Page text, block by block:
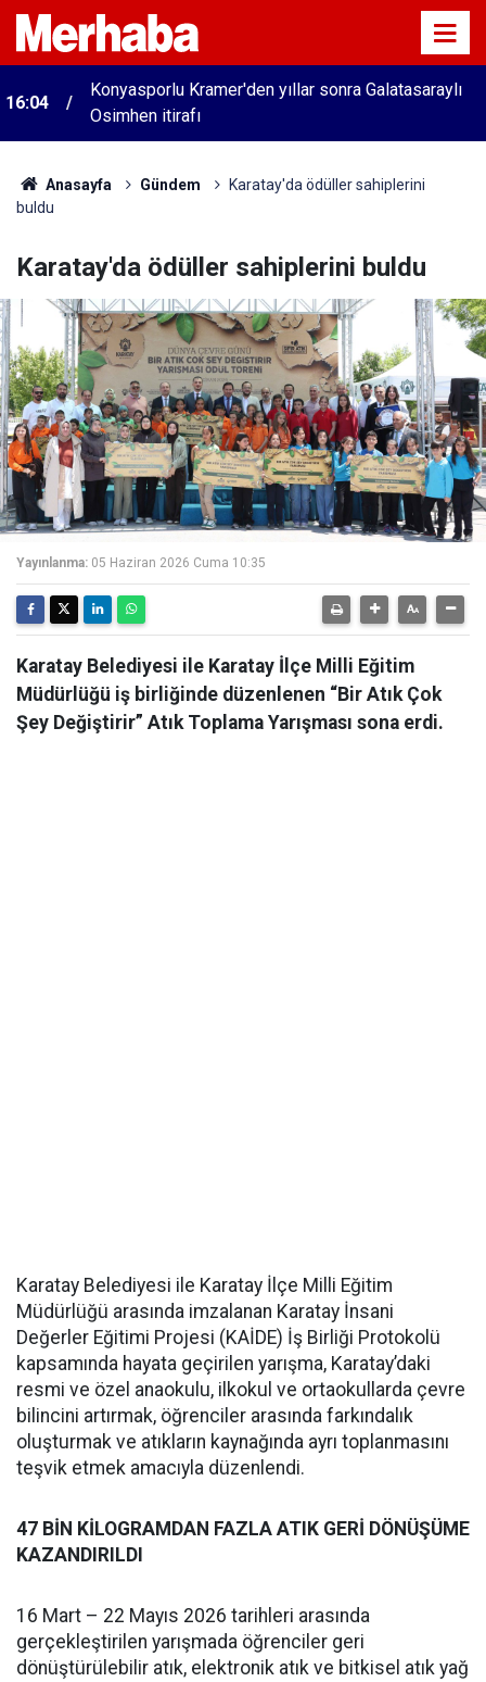
16:04
Konyasporlu Kramer'den yıllar sonra Galatasaraylı
Osimhen itirafı
Anasayfa Gündem
Karatay'da ödüller sahiplerini
buldu
Karatay'da ödüller sahiplerini buldu
Yayınlanma: 05 Haziran 2026 Cuma 10:35
Karatay Belediyesi ile Karatay İlçe Milli Eğitim
Müdürlüğü iş birliğinde düzenlenen “Bir Atık Çok
Şey Değiştirir” Atık Toplama Yarışması sona erdi.
Karatay Belediyesi ile Karatay İlçe Milli Eğitim
Müdürlüğü arasında imzalanan Karatay İnsani
Değerler Eğitimi Projesi (KAİDE) İş Birliği Protokolü
kapsamında hayata geçirilen yarışma, Karatay’daki
resmi ve özel anaokulu, ilkokul ve ortaokullarda çevre
bilincini artırmak, öğrenciler arasında farkındalık
oluşturmak ve atıkların kaynağında ayrı toplanmasını
teşvik etmek amacıyla düzenlendi.
47 BİN KİLOGRAMDAN FAZLA ATIK GERİ DÖNÜŞÜME
KAZANDIRILDI
16 Mart – 22 Mayıs 2026 tarihleri arasında
gerçekleştirilen yarışmada öğrenciler geri
dönüştürülebilir atık, elektronik atık ve bitkisel atık yağ